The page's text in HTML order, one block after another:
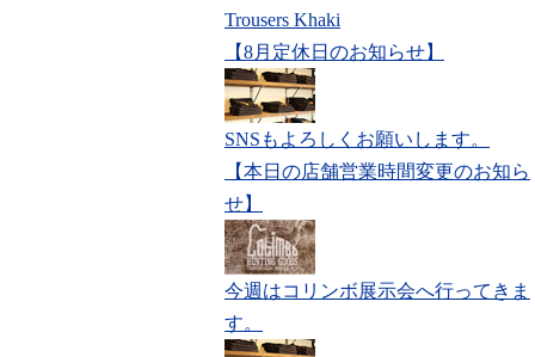
Trousers Khaki
【8月定休日のお知らせ】
SNSもよろしくお願いします。
【本日の店舗営業時間変更のお知ら
せ】
今週はコリンボ展示会へ行ってきま
す。